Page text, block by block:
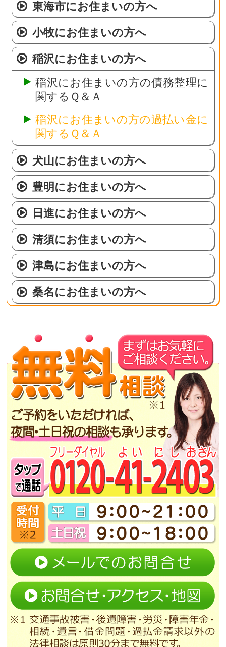
東海市にお住まいの方へ
小牧にお住まいの方へ
稲沢にお住まいの方へ
稲沢にお住まいの方の債務整理に
関するＱ＆Ａ
稲沢にお住まいの方の過払い金に
関するＱ＆Ａ
犬山にお住まいの方へ
豊明にお住まいの方へ
日進にお住まいの方へ
清須にお住まいの方へ
津島にお住まいの方へ
桑名にお住まいの方へ